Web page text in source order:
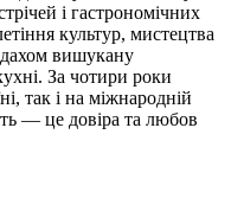
і гастрономічних
культур, мистецтва
дахом вишукану
За чотири роки
так і на міжнародній
— це довіра та любов